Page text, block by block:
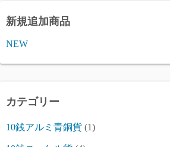
新規追加商品
NEW
カテゴリー
10銭アルミ青銅貨 (1)